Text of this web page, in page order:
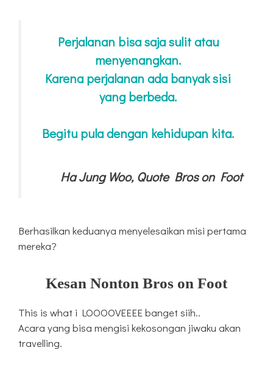
Perjalanan bisa saja sulit atau
menyenangkan.
Karena perjalanan ada banyak sisi
yang berbeda.
Begitu pula dengan kehidupan kita.
Ha Jung Woo, Quote Bros on Foot
Berhasilkan keduanya menyelesaikan misi pertama
mereka?
Kesan Nonton Bros on Foot
This is what i LOOOOVEEEE banget siih..
Acara yang bisa mengisi kekosongan jiwaku akan
travelling.